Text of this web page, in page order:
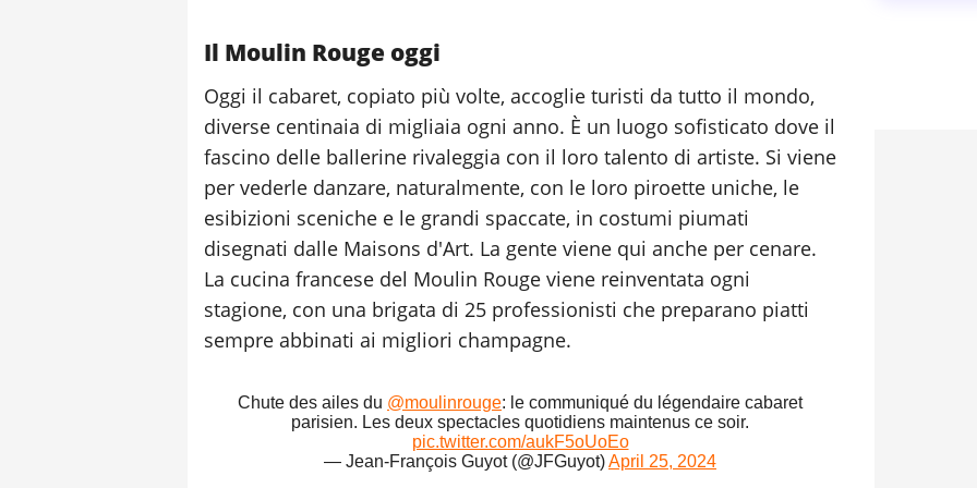
Il Moulin Rouge oggi
Oggi il cabaret, copiato più volte, accoglie turisti da tutto il mondo,
diverse centinaia di migliaia ogni anno. È un luogo sofisticato dove il
fascino delle ballerine rivaleggia con il loro talento di artiste. Si viene
per vederle danzare, naturalmente, con le loro piroette uniche, le
esibizioni sceniche e le grandi spaccate, in costumi piumati
disegnati dalle Maisons d'Art. La gente viene qui anche per cenare.
La cucina francese del Moulin Rouge viene reinventata ogni
stagione, con una brigata di 25 professionisti che preparano piatti
sempre abbinati ai migliori champagne.
Chute des ailes du @moulinrouge: le communiqué du légendaire cabaret
parisien. Les deux spectacles quotidiens maintenus ce soir.
pic.twitter.com/aukF5oUoEo
— Jean-François Guyot (@JFGuyot)April 25, 2024